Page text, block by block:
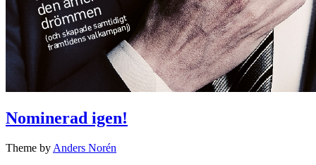
Nominerad igen!
Theme by Anders Norén